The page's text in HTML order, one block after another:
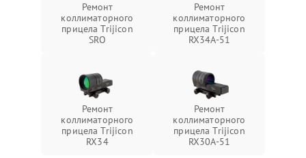
Ремонт
коллиматорного
прицела Trijicon
SRO
Ремонт
коллиматорного
прицела Trijicon
RX34A-51
Ремонт
коллиматорного
прицела Trijicon
RX34
Ремонт
коллиматорного
прицела Trijicon
RX30A-51